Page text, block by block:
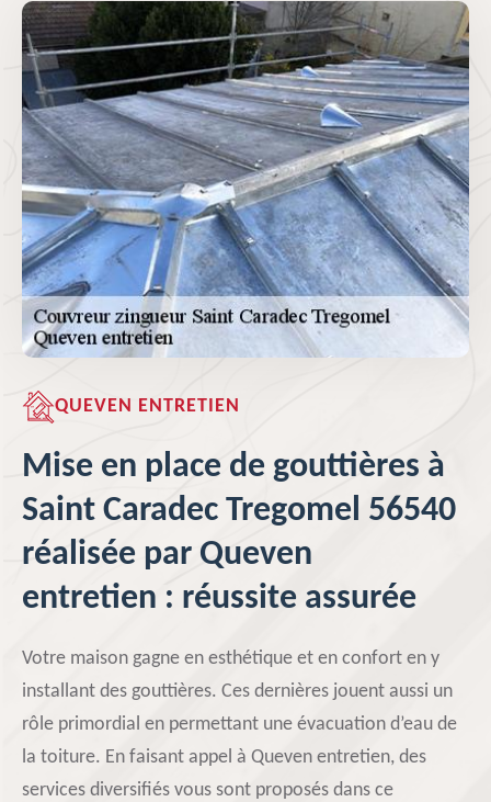
QUEVEN ENTRETIEN
Mise en place de gouttières à
Saint Caradec Tregomel 56540
réalisée par Queven
entretien : réussite assurée
Votre maison gagne en esthétique et en confort en y
installant des gouttières. Ces dernières jouent aussi un
rôle primordial en permettant une évacuation d’eau de
la toiture. En faisant appel à Queven entretien, des
services diversifiés vous sont proposés dans ce